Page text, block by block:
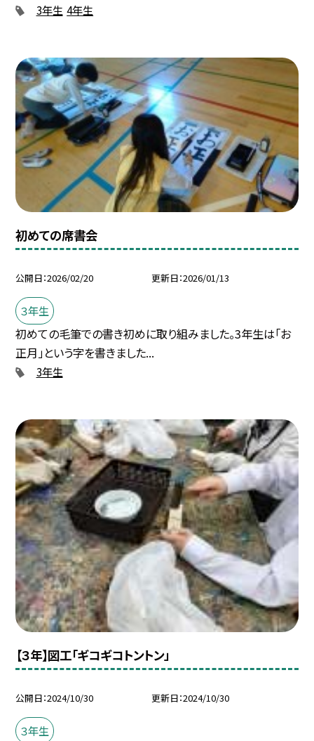
3年生 4年生
初めての席書会
公開日 2026/02/20 更新日 2026/01/13
３年生
初めての毛筆での書き初めに取り組みました。3年生は「お
正月」という字を書きました...
3年生
【３年】図工「ギコギコトントン」
公開日 2024/10/30 更新日 2024/10/30
３年生